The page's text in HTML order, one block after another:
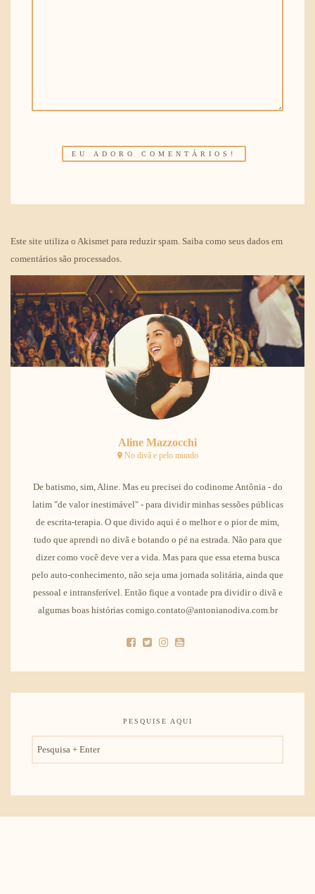
Este site utiliza o Akismet para reduzir spam. Saiba como seus dados em
comentários são processados.
Aline Mazzocchi
No divã e pelo mundo
De batismo, sim, Aline. Mas eu precisei do codinome Antônia - do
latim "de valor inestimável" - para dividir minhas sessões públicas
de escrita-terapia. O que divido aqui é o melhor e o pior de mim,
tudo que aprendi no divã e botando o pé na estrada. Não para que
dizer como você deve ver a vida. Mas para que essa eterna busca
pelo auto-conhecimento, não seja uma jornada solitária, ainda que
pessoal e intransferível. Então fique a vontade pra dividir o divã e
algumas boas histórias comigo.contato@antonianodiva.com.br
PESQUISE AQUI